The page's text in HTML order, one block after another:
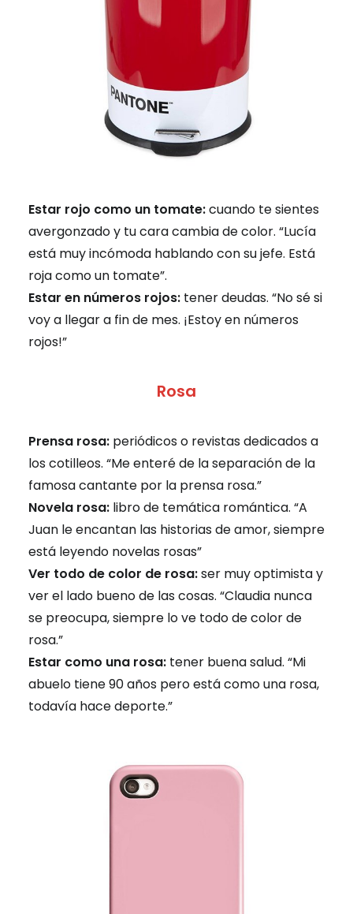
Estar rojo como un tomate:cuando te sientes
avergonzado y tu cara cambia de color. “Lucía
está muy incómoda hablando con su jefe. Está
roja como un tomate”.
Estar en números rojos: tener deudas. “No sé si
voy a llegar a fin de mes. ¡Estoy en números
rojos!”
Rosa
Prensa rosa: periódicos o revistas dedicados a
los cotilleos. “Me enteré de la separación de la
famosa cantante por la prensa rosa.”
Novela rosa: libro de temática romántica. “A
Juan le encantan las historias de amor, siempre
está leyendo novelas rosas”
Ver todo de color de rosa:ser muy optimista y
ver el lado bueno de las cosas. “Claudia nunca
se preocupa, siempre lo ve todo de color de
rosa.”
Estar como una rosa: tener buena salud. “Mi
abuelo tiene 90 años pero está como una rosa,
todavía hace deporte.”